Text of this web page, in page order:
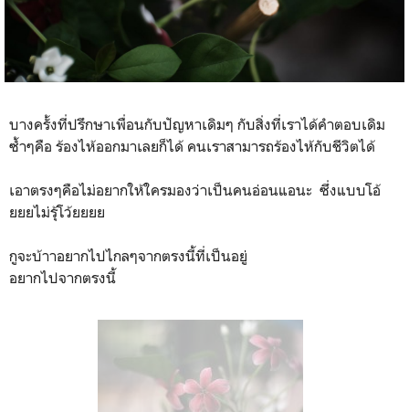
บางครั้งที่ปรึกษาเพื่อนกับปัญหาเดิมๆ กับสิ่งที่เราได้คำตอบเดิม
ซ้ำๆคือ ร้องไห้ออกมาเลยก็ได้ คนเราสามารถร้องไห้กับชีวิตได้
เอาตรงๆคือไม่อยากให้ใครมองว่าเป็นคนอ่อนแอนะ ซึ่งแบบโอ้
ยยยไม่รุ้โว้ยยยย
กูจะบ้าาอยากไปไกลๆจากตรงนี้ที่เป็นอยู่
อยากไปจากตรงนี้